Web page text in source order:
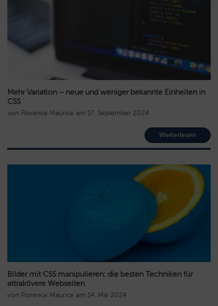
Mehr Variation – neue und weniger bekannte Einheiten in
CSS
von Florence Maurice am 17. September 2024
Weiterlesen
Bilder mit CSS manipulieren: die besten Techniken für
attraktivere Webseiten
von Florence Maurice am 14. Mai 2024